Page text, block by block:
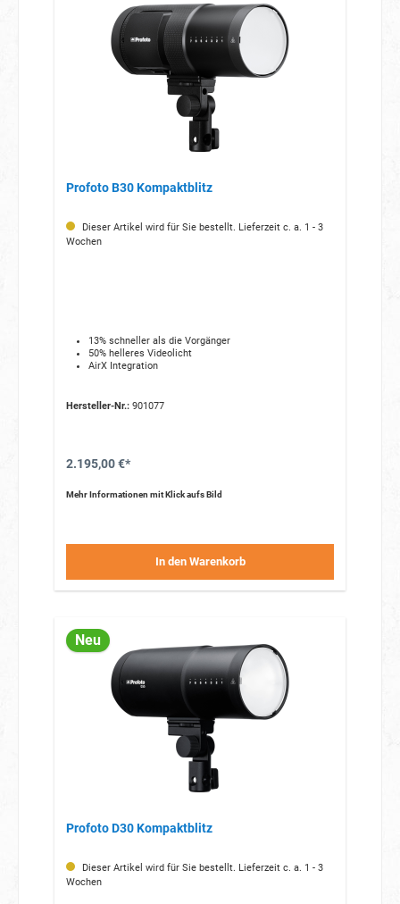
Profoto B30 Kompaktblitz
Dieser Artikel wird für Sie bestellt. Lieferzeit c. a. 1 - 3
Wochen
13% schneller als die Vorgänger
50% helleres Videolicht
AirX Integration
Hersteller-Nr.:901077
2.195,00 €*
Mehr Informationen mit Klick aufs Bild
In den Warenkorb
Neu
Profoto D30 Kompaktblitz
Dieser Artikel wird für Sie bestellt. Lieferzeit c. a. 1 - 3
Wochen